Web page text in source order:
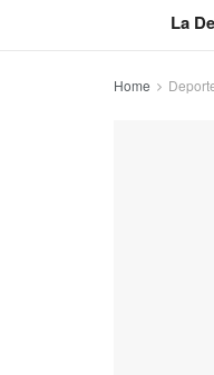
La
Home